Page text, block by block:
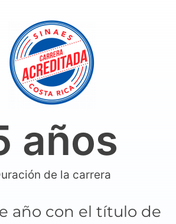
de la carrera
años
año con el título de